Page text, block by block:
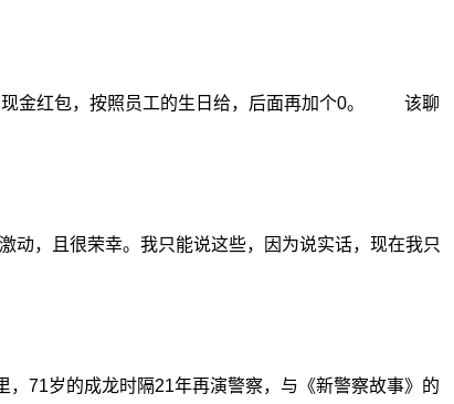
金红包，按照员工的生日给，后面再加个0。 该聊
，且很荣幸。我只能说这些，因为说实话，现在我只
岁的成龙时隔21年再演警察，与《新警察故事》的